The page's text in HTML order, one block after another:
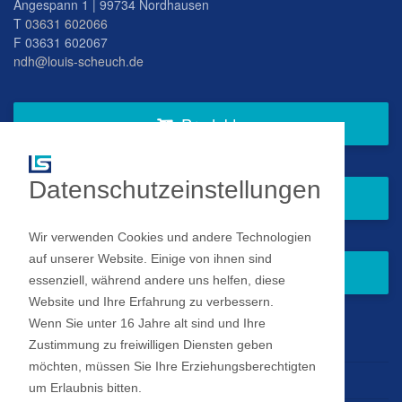
Angespann 1 | 99734 Nordhausen
T 03631 602066
F 03631 602067
ndh@louis-scheuch.de
Produkte
Fragen Sie gern bei uns an
Zum Newsletter anmelden
Impressum
Datenschutz
Datenschutzeinstellungen
Wir verwenden Cookies und andere Technologien
auf unserer Website. Einige von ihnen sind
essenziell, während andere uns helfen, diese
Website und Ihre Erfahrung zu verbessern.
Wenn Sie unter 16 Jahre alt sind und Ihre
Zustimmung zu freiwilligen Diensten geben
möchten, müssen Sie Ihre Erziehungsberechtigten
um Erlaubnis bitten.